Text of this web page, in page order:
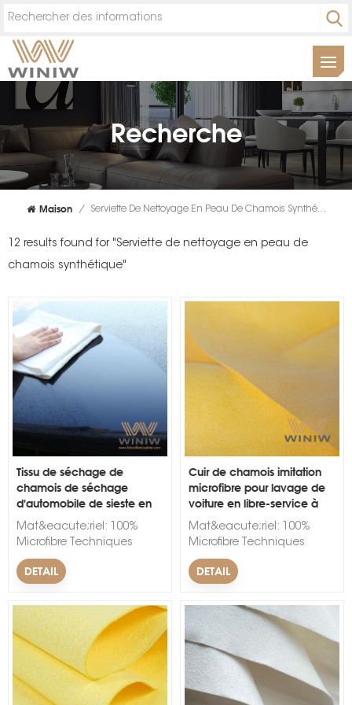
Recherche
Maison / Serviette De Nettoyage En Peau De Chamois Synthétique
12 results found for "Serviette de nettoyage en peau de
chamois synthétique"
Tissu de séchage de
chamois de séchage
d'automobile de sieste en
daim artificiel de haute
qualité
Mat&eacute;riel: 100%
Microfibre Techniques
d'accompagnement&nbsp;:
Non-tiss&eacute; Largeur:
1 mm. Couleur: Noir, Blanc,
Rouge, Bleu, Vert, Jaune,
Rose Marque: WINW
Quantit&eacute; minimum
d'achat: 300
m&egrave;tres
lin&eacute;aires.
DETAIL
Cuir de chamois imitation
microfibre pour lavage de
voiture en libre-service à
séchage rapide
Mat&eacute;riel: 100%
Microfibre Techniques
d'accompagnement&nbsp;:
Non-tiss&eacute; Largeur:
1 mm. Couleur: Noir, Blanc,
Rouge, Bleu, Vert, Jaune,
Rose Marque: WINW
Quantit&eacute; minimum
d'achat: 300
m&egrave;tres
lin&eacute;aires.
DETAIL